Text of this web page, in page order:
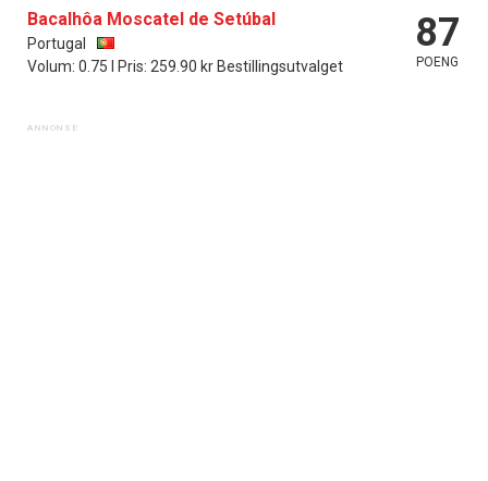
Bacalhôa Moscatel de Setúbal
Portugal
Volum: 0.75 l Pris: 259.90 kr Bestillingsutvalget
87
POENG